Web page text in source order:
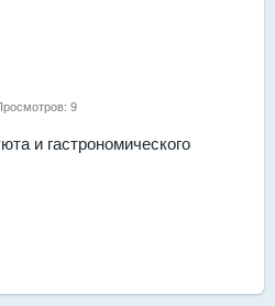
9
и гастрономического